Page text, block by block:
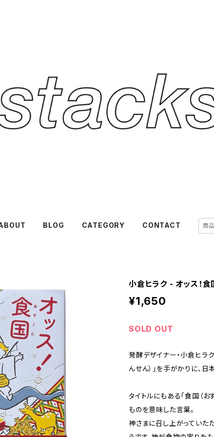
BLOG CATEGORY CONTACT
小倉ヒラク - オッス！
¥1,650
SOLD OUT
発酵デザイナー・小倉ヒラ
んせん）」を手がかりに、
タイトルにもある「食国（お
ものを意味した言葉。
神さまに召し上がっていた